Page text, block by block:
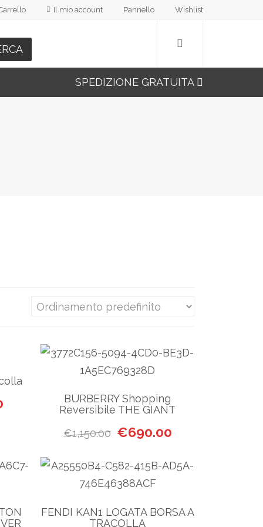
Il mio account Pannello Wishlist
SPEDIZIONE GRATUITA
era: €820.00.
Il prezzo attuale è: €490.00.
BURBERRY Shopping
Reversibile THE GIANT
€1,150.00 Il prezzo originale era:
€690.00Il prezzo attuale
FENDI KAN1 LOGATA BORSA A
TRACOLLA